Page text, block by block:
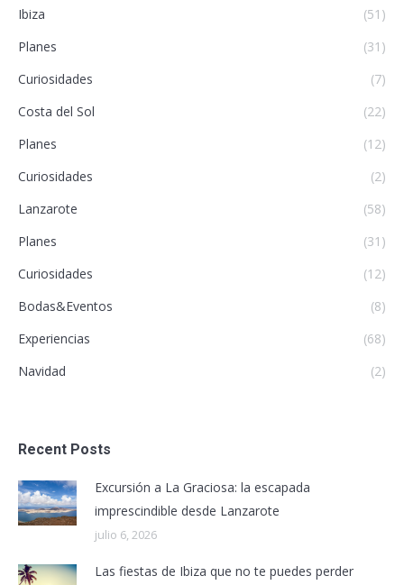
Ibiza
(51)
Planes
(31)
Curiosidades
(7)
Costa del Sol
(22)
Planes
(12)
Curiosidades
(2)
Lanzarote
(58)
Planes
(31)
Curiosidades
(12)
Bodas&Eventos
(8)
Experiencias
(68)
Navidad
(2)
Recent Posts
Excursión a La Graciosa: la escapada
imprescindible desde Lanzarote
julio 6, 2026
Las fiestas de Ibiza que no te puedes perder